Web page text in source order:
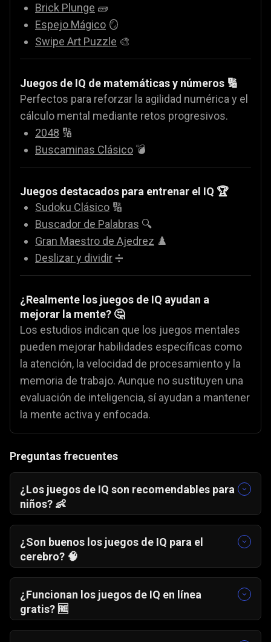
Brick Plunge 🧱
Espejo Mágico 🪞
Swipe Art Puzzle 🎨
Juegos de IQ de matemáticas y números 🔢
Perfectos para reforzar la agilidad numérica y el
cálculo mental mediante retos progresivos.
2048 🔢
Buscaminas Clásico 💣
Juegos destacados para entrenar el IQ 🏆
Sudoku Clásico 🔢
Buscador de Palabras 🔍
Gran Maestro de Ajedrez ♟️
Deslizar y dividir➗
¿Realmente los juegos de IQ ayudan a
mejorar la mente? 🤔
Los estudios indican que los juegos mentales
pueden mejorar habilidades específicas como
la atención, la velocidad de procesamiento y la
memoria de trabajo. Aunque no sustituyen una
evaluación de inteligencia, sí ayudan a mantener
la mente activa y enfocada.
Preguntas frecuentes
¿Los juegos de IQ son recomendables para
niños? 👶
Sí, siempre que se adapten a su edad y se
juegue en sesiones cortas y divertidas.
¿Son buenos los juegos de IQ para el
cerebro? 🧠
habilidades concretas como la memoria, la
atención y la rapidez mental, aunque no
reemplazan una medición formal de
¿Funcionan los juegos de IQ en línea
gratis? 🆓